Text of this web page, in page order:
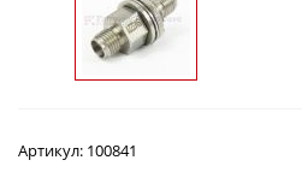
Артикул: 100841